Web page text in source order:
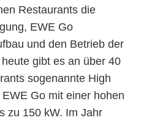
Restaurants die
EWE Go
und den Betrieb der
gibt es an über 40
sogenannte High
Go mit einer hohen
zu 150 kW. Im Jahr